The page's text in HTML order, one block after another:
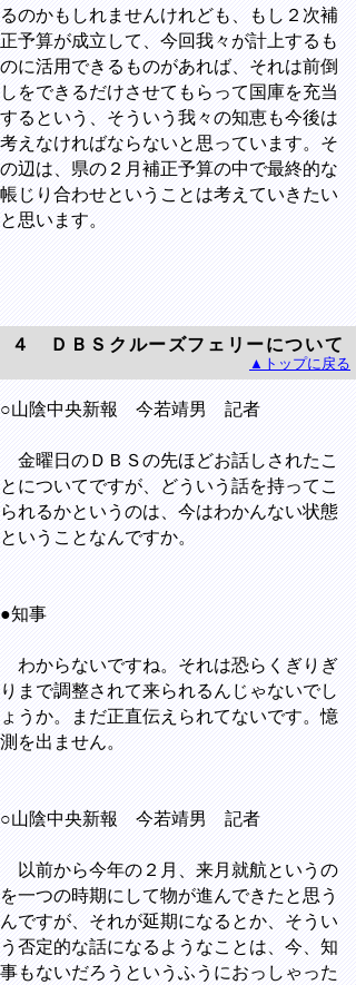
るのかもしれませんけれども、もし２次補
正予算が成立して、今回我々が計上するも
のに活用できるものがあれば、それは前倒
しをできるだけさせてもらって国庫を充当
するという、そういう我々の知恵も今後は
考えなければならないと思っています。そ
の辺は、県の２月補正予算の中で最終的な
帳じり合わせということは考えていきたい
と思います。
４ ＤＢＳクルーズフェリーについて
▲トップに戻る
○山陰中央新報 今若靖男 記者
金曜日のＤＢＳの先ほどお話しされたこ
とについてですが、どういう話を持ってこ
られるかというのは、今はわかんない状態
ということなんですか。
●知事
わからないですね。それは恐らくぎりぎ
りまで調整されて来られるんじゃないでし
ょうか。まだ正直伝えられてないです。憶
測を出ません。
○山陰中央新報 今若靖男 記者
以前から今年の２月、来月就航というの
を一つの時期にして物が進んできたと思う
んですが、それが延期になるとか、そうい
う否定的な話になるようなことは、今、知
事もないだろうというふうにおっしゃった